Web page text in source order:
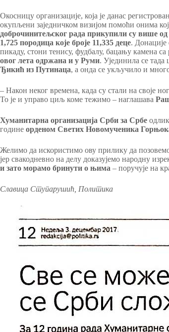
Окосницу организације, која је данас
окупљени заједничком визијом помоћи онима
доброчинитељског рада прикупили су више од
1,725 породица које броје 11,335 деце. Донације
пикаду, стони тенису, фудбалу, бацању камена са
овог лета одржана и у Руми. Ујединила се
Ђикић из Путинаца, а онда се укључило и
– Након неког времена, када су стали на своје
То је и управо циљ коме тежимо – наглашава
Хуманитарна организација Срби за Србе
године орденом Светих Новомученика
Желимо да искористимо ову прилику да
јер свакодневно на делу доказујемо народну
и зато морамо бринути о њима – поручује на
Славица Ступарушић, Политика